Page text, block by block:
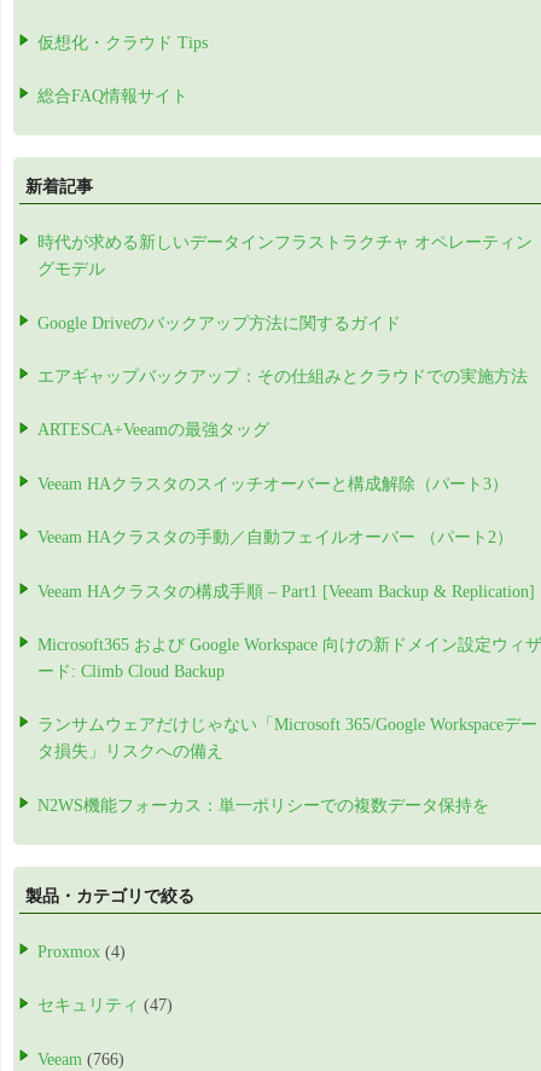
仮想化・クラウド Tips
総合FAQ情報サイト
新着記事
時代が求める新しいデータインフラストラクチャ オペレーティン
グモデル
Google Driveのバックアップ方法に関するガイド
エアギャップバックアップ：その仕組みとクラウドでの実施方法
ARTESCA+Veeamの最強タッグ
Veeam HAクラスタのスイッチオーバーと構成解除（パート3）
Veeam HAクラスタの手動／自動フェイルオーバー （パート2）
Veeam HAクラスタの構成手順 – Part1 [Veeam Backup & Replication]
Microsoft365 および Google Workspace 向けの新ドメイン設定ウィザ
ード: Climb Cloud Backup
ランサムウェアだけじゃない「Microsoft 365/Google Workspaceデー
タ損失」リスクへの備え
N2WS機能フォーカス：単一ポリシーでの複数データ保持を
製品・カテゴリで絞る
Proxmox (4)
セキュリティ (47)
Veeam (766)